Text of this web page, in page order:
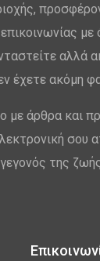
με
αλλά
έχετε ακόμη
με άρθρα και
σου
της